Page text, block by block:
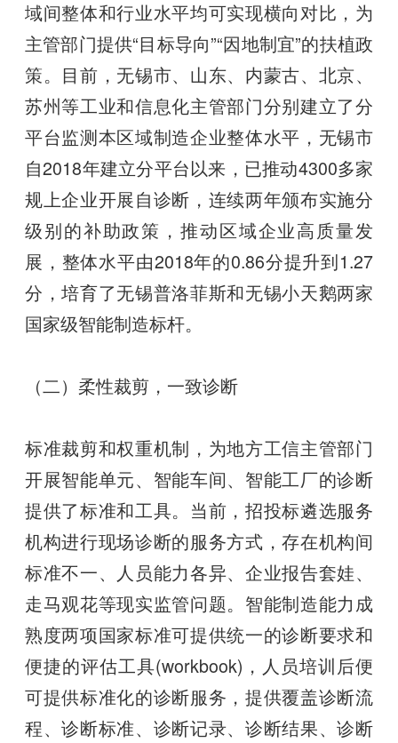
域间整体和行业水平均可实现横向对比，为
主管部门提供“目标导向”“因地制宜”的扶植政
策。目前，无锡市、山东、内蒙古、北京、
苏州等工业和信息化主管部门分别建立了分
平台监测本区域制造企业整体水平，无锡市
自2018年建立分平台以来，已推动4300多家
规上企业开展自诊断，连续两年颁布实施分
级别的补助政策，推动区域企业高质量发
展，整体水平由2018年的0.86分提升到1.27
分，培育了无锡普洛菲斯和无锡小天鹅两家
国家级智能制造标杆。
（二）柔性裁剪，一致诊断
标准裁剪和权重机制，为地方工信主管部门
开展智能单元、智能车间、智能工厂的诊断
提供了标准和工具。当前，招投标遴选服务
机构进行现场诊断的服务方式，存在机构间
标准不一、人员能力各异、企业报告套娃、
走马观花等现实监管问题。智能制造能力成
熟度两项国家标准可提供统一的诊断要求和
便捷的评估工具(workbook)，人员培训后便
可提供标准化的诊断服务，提供覆盖诊断流
程、诊断标准、诊断记录、诊断结果、诊断